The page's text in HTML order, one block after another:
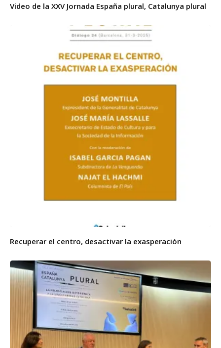
Video de la XXV Jornada España plural, Catalunya plural
Recuperar el centro, desactivar la exasperación